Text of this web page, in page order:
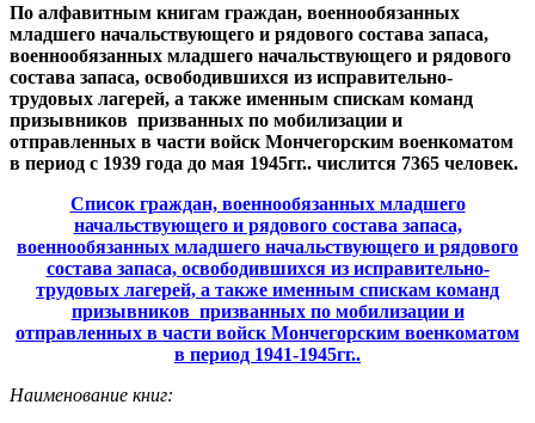
По алфавитным книгам граждан, военнообязанных
младшего начальствующего и рядового состава запаса,
военнообязанных младшего начальствующего и рядового
состава запаса, освободившихся из исправительно-
трудовых лагерей, а также именным спискам команд
призывников призванных по мобилизации и
отправленных в части войск Мончегорским военкоматом
в период с 1939 года до мая 1945гг.. числится 7365 человек.
Список граждан, военнообязанных младшего
начальствующего и рядового состава запаса,
военнообязанных младшего начальствующего и рядового
состава запаса, освободившихся из исправительно-
трудовых лагерей, а также именным спискам команд
призывников призванных по мобилизации и
отправленных в части войск Мончегорским военкоматом
в период 1941-1945гг..
Наименование книг: